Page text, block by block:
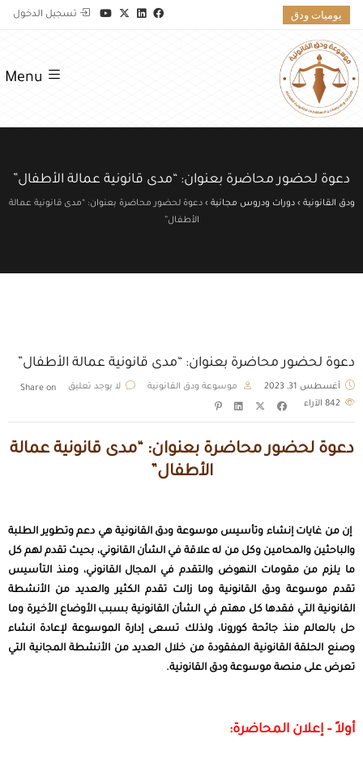
يوميات ودق تسجيل الدخول
Menu
دعوة لحضور محاضرة بعنوان: “مدى قانونية عمالة الأطفال”
ودق القانونية ›دورات ودروس مجانية ›دعوة لحضور محاضرة بعنوان: “مدى قانونية عمالة
الأطفال”
دعوة لحضور محاضرة بعنوان: “مدى قانونية عمالة الأطفال”
أغسطس 31, 2023 موسوعة ودق القانونية
لا يوجد تعليق
الآراء
Share on
دعوة لحضور محاضرة بعنوان: “مدى قانونية عمالة
الأطفال”
إن من غايات إنشاء وتأسيسموسوعة ودق القانونية هي دعم وتطوير الطلبة
والباحثين والمحامين وكل من له علاقة في الشأن القانوني، بحيث تقدم لهم كل
ما يلزم من مقومات النهوض والتقدم في المجال القانوني، ومنذ التأسيس
تقدم موسوعة ودق القانونية وما زالت تقدم الكثير والعديد من الأنشطة
القانونية التي فقدها كل مهتم في الشأن القانونية بسبب الأوضاع الأخيرة وما
حل بالعالم منذ جائحة كورونا، ولذلك تسعى إدارة الموسوعة لإعادة انشاء
وصنع الحلقة القانونية المفقودة من خلال العديد من الأنشطة المجانية التي
تعرض على منصة موسوعة ودق القانونية.
أولاً – إعلان المحاضرة: